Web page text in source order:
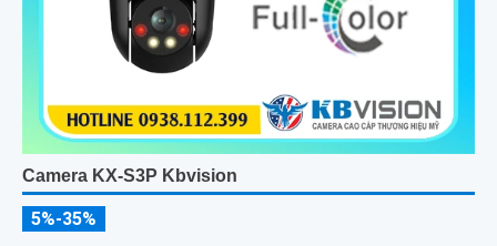
Camera KX-S3P Kbvision
5%-35%